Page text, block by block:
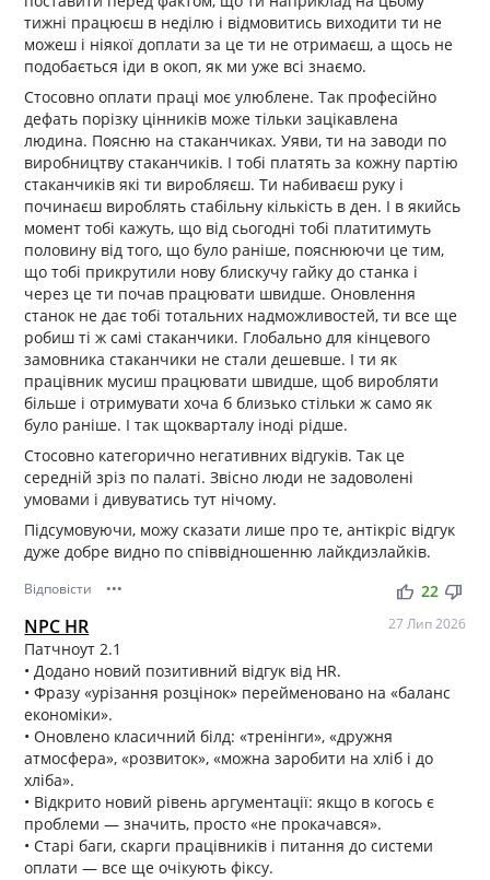
тижні працюєш в неділю і відмовитись виходити ти не
можеш і ніякої доплати за це ти не отримаєш, а щось не
подобається іди в окоп, як ми уже всі знаємо.
Стосовно оплати праці моє улюблене. Так професійно
дефать порізку цінників може тільки зацікавлена
людина. Поясню на стаканчиках. Уяви, ти на заводи по
виробництву стаканчиків. І тобі платять за кожну партію
стаканчиків які ти виробляєш. Ти набиваєш руку і
починаєш вироблять стабільну кількість в ден. І в якийсь
момент тобі кажуть, що від сьогодні тобі платитимуть
половину від того, що було раніше, пояснюючи це тим,
що тобі прикрутили нову блискучу гайку до станка і
через це ти почав працювати швидше. Оновлення
станок не дає тобі тотальних надможливостей, ти все ще
робиш ті ж самі стаканчики. Глобально для кінцевого
замовника стаканчики не стали дешевше. І ти як
працівник мусиш працювати швидше, щоб виробляти
більше і отримувати хоча б близько стільки ж само як
було раніше. І так щокварталу іноді рідше.
Стосовно категорично негативних відгуків. Так це
середній зріз по палаті. Звісно люди не задоволені
умовами і дивуватись тут нічому.
Підсумовуючи, можу сказати лише про те, антікріс відгук
дуже добре видно по співвідношенню лайкдизлайків.
Відповісти ••• thumb_up thumb_down
22
NPC HR 27 Лип 2026
Патчноут 2.1
• Додано новий позитивний відгук від HR.
• Фразу «урізання розцінок» перейменовано на «баланс
економіки».
• Оновлено класичний білд: «тренінги», «дружня
атмосфера», «розвиток», «можна заробити на хліб і до
хліба».
• Відкрито новий рівень аргументації: якщо в когось є
проблеми — значить, просто «не прокачався».
• Старі баги, скарги працівників і питання до системи
оплати — все ще очікують фіксу.